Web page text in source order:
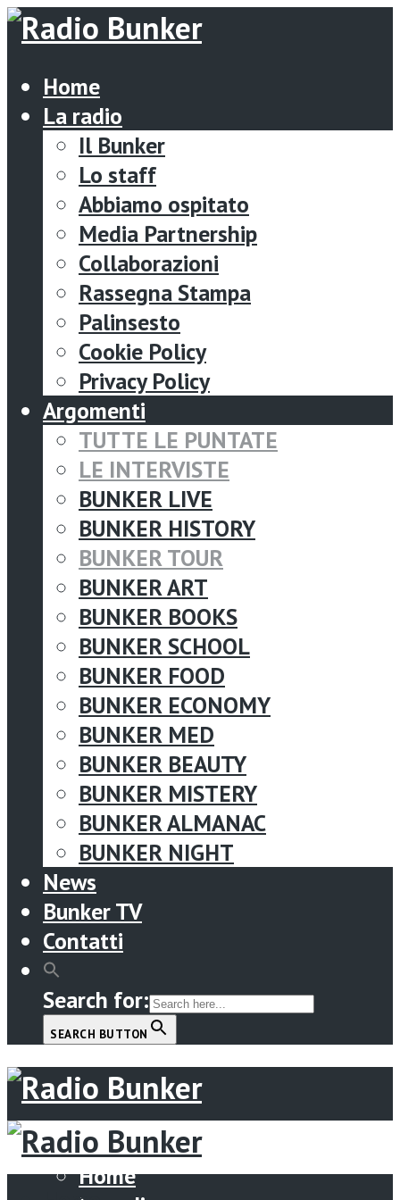
Home
La radio
Il Bunker
Lo staff
Abbiamo ospitato
Media Partnership
Collaborazioni
Rassegna Stampa
Palinsesto
Cookie Policy
Privacy Policy
Argomenti
TUTTE LE PUNTATE
LE INTERVISTE
BUNKER LIVE
BUNKER HISTORY
BUNKER TOUR
BUNKER ART
BUNKER BOOKS
BUNKER SCHOOL
BUNKER FOOD
BUNKER ECONOMY
BUNKER MED
BUNKER BEAUTY
BUNKER MISTERY
BUNKER ALMANAC
BUNKER NIGHT
News
Bunker TV
Contatti
Search for:
SEARCH BUTTON
Menu
Home